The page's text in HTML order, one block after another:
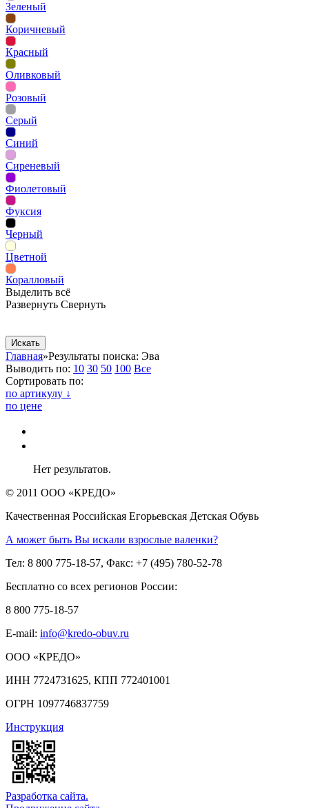
Зеленый
Коричневый
Красный
Оливковый
Розовый
Серый
Синий
Сиреневый
Фиолетовый
Фуксия
Черный
Цветной
Коралловый
Выделить всё
Развернуть Свернуть
Главная»Результаты поиска: Эва
Выводить по: 10 30 50 100 Все
Сортировать по:
по артикулу ↓
по цене
Нет результатов.
© 2011 ООО «КРЕДО»
Качественная Российская Егорьевская Детская Обувь
А может быть Вы искали взрослые валенки?
Тел: 8 800 775-18-57, Факс: +7 (495) 780-52-78
Бесплатно со всех регионов России:
8 800 775-18-57
E-mail: info@kredo-obuv.ru
ООО «КРЕДО»
ИНН 7724731625, КПП 772401001
ОГРН 1097746837759
Инструкция
Разработка сайта.